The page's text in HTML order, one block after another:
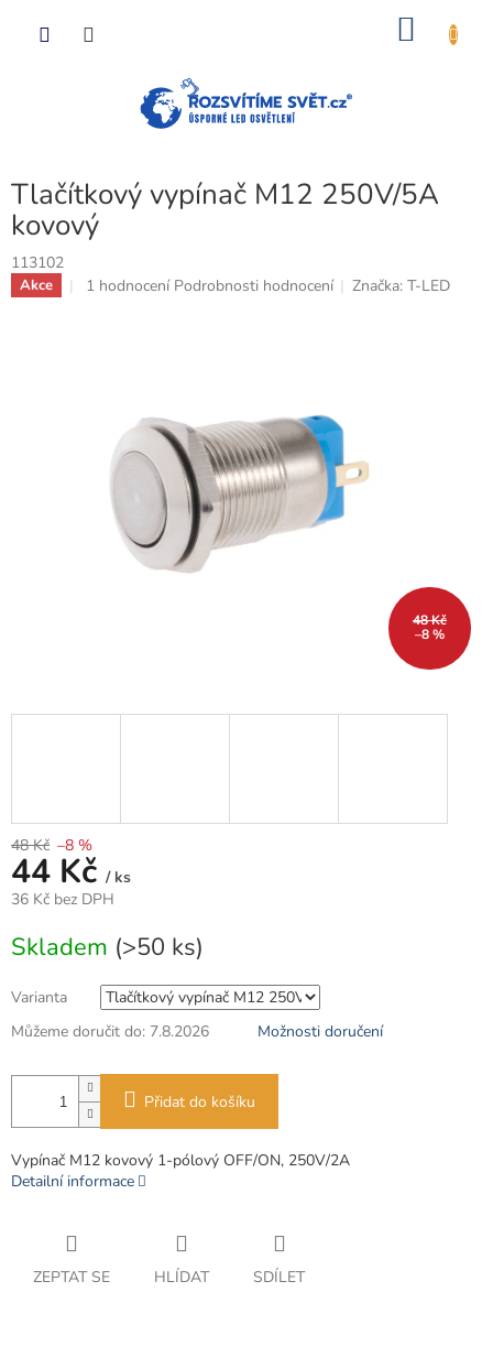
Tlačítkový vypínač M12 250V/5A
kovový
113102
Akce
Průměrné
hvězdiček.
1 hodnocení Podrobnosti hodnocení Značka:T-LED
48 Kč
–8 %
48 Kč –8 %
44 Kč / ks
36 Kč bez DPH
cena:
Skladem (>50 ks)
Varianta
Můžeme doručit do: 7.8.2026 Možnosti doručení
Přidat do košíku
Vypínač M12 kovový 1-pólový OFF/ON, 250V/2A
Detailní informace
ZEPTAT SE HLÍDAT SDÍLET